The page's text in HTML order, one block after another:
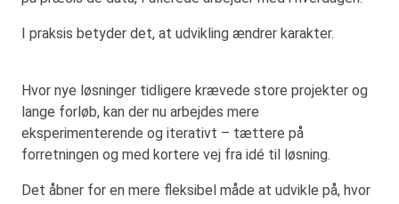
I praksis betyder det, at udvikling ændrer karakter.
Hvor nye løsninger tidligere krævede store projekter og
lange forløb, kan der nu arbejdes mere
eksperimenterende og iterativt – tættere på
forretningen og med kortere vej fra idé til løsning.
Det åbner for en mere fleksibel måde at udvikle på, hvor